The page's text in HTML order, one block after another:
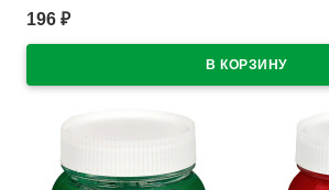
В наличии
196 ₽